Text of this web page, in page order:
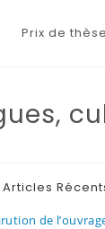
Prix de thèse
Articles
de